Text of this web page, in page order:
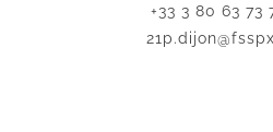
+33 3 80 63 73